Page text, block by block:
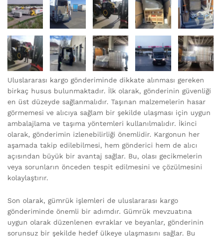
Uluslararası kargo gönderiminde dikkate alınması gereken
birkaç husus bulunmaktadır. İlk olarak, gönderinin güvenliği
en üst düzeyde sağlanmalıdır. Taşınan malzemelerin hasar
görmemesi ve alıcıya sağlam bir şekilde ulaşması için uygun
ambalajlama ve taşıma yöntemleri kullanılmalıdır. İkinci
olarak, gönderimin izlenebilirliği önemlidir. Kargonun her
aşamada takip edilebilmesi, hem gönderici hem de alıcı
açısından büyük bir avantaj sağlar. Bu, olası gecikmelerin
veya sorunların önceden tespit edilmesini ve çözülmesini
kolaylaştırır.
Son olarak, gümrük işlemleri de uluslararası kargo
gönderiminde önemli bir adımdır. Gümrük mevzuatına
uygun olarak düzenlenen evraklar ve beyanlar, gönderinin
sorunsuz bir şekilde hedef ülkeye ulaşmasını sağlar. Bu